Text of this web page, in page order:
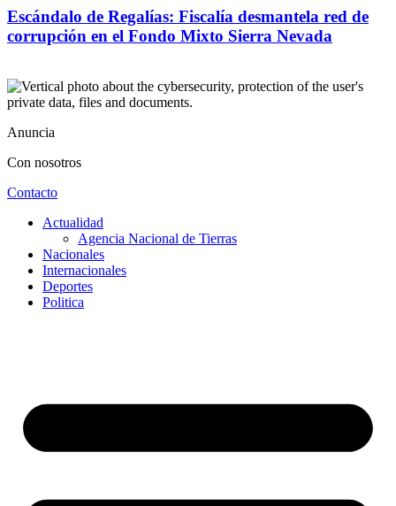
Escándalo de Regalías: Fiscalía desmantela red de
corrupción en el Fondo Mixto Sierra Nevada
Anuncia
Con nosotros
Contacto
Actualidad
Agencia Nacional de Tierras
Nacionales
Internacionales
Deportes
Politica